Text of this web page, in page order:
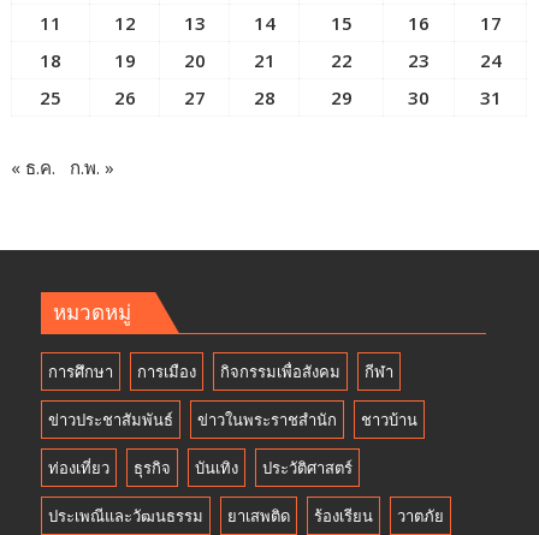
11
12 13 14 15 16
17
18
19 20 21 22 23
24
25
26 27 28 29 30 31
« ธ.ค. ก.พ. »
หมวดหมู่
การศึกษา การเมือง กิจกรรมเพื่อสังคม กีฬา
ข่าวประชาสัมพันธ์ ข่าวในพระราชสำนัก ชาวบ้าน
ท่องเที่ยว ธุรกิจ บันเทิง ประวัติศาสตร์
ประเพณีและวัฒนธรรม ยาเสพติด ร้องเรียน วาตภัย